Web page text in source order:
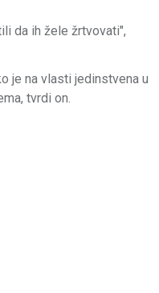
da ih žele žrtvovati",
je na vlasti jedinstvena u
tvrdi on.